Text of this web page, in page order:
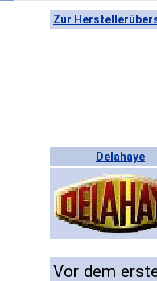
Zur
Delahaye
Vor dem